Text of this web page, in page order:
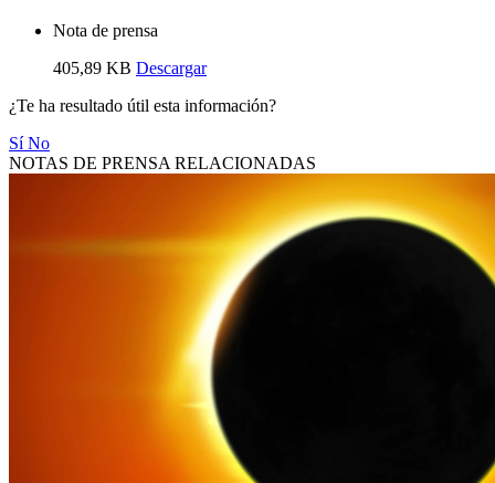
Nota de prensa
405,89 KB Descargar
¿Te ha resultado útil esta información?
SíNo
NOTAS DE PRENSA RELACIONADAS